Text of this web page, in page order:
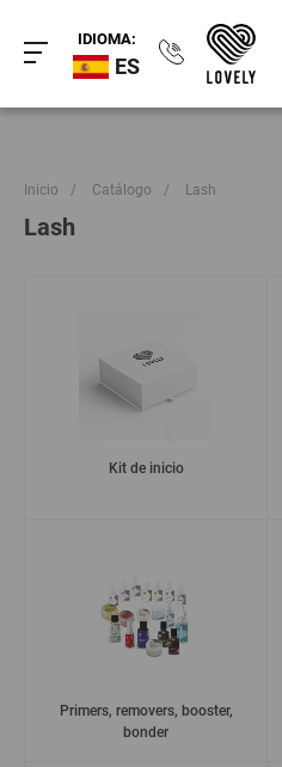
IDIOMA:
ES
Inicio / Catálogo / Lash
Lash
Kit de inicio
Primers, removers, booster,
bonder